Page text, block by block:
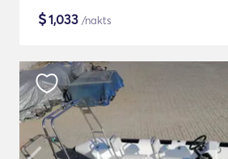
$1,033 /nakts